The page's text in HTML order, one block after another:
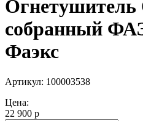
собранный
Фаэкс
Артикул: 100003538
Цена:
22 900 р